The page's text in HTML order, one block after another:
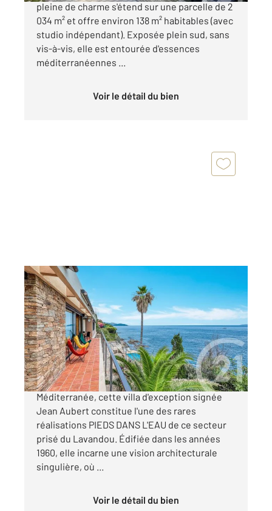
pleine de charme s'étend sur une parcelle de 2
034 m² et offre environ 138 m² habitables (avec
studio indépendant). Exposée plein sud, sans
vis-à-vis, elle est entourée d'essences
méditerranéennes ...
Voir le détail du bien
LE LAVANDOU 83
179,50 m2, 6 pièces
Ref : 2016
Maison à vendre
3 590 000 €
UNIQUE Surplombant directement la
Méditerranée, cette villa d'exception signée
Jean Aubert constitue l'une des rares
réalisations PIEDS DANS L'EAU de ce secteur
prisé du Lavandou. Édifiée dans les années
1960, elle incarne une vision architecturale
singulière, où ...
Voir le détail du bien